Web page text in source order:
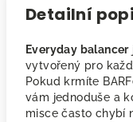
Detailní
Everyday balancer
vytvořený pro
Pokud krmíte
vám jednoduše a
misce často chybí